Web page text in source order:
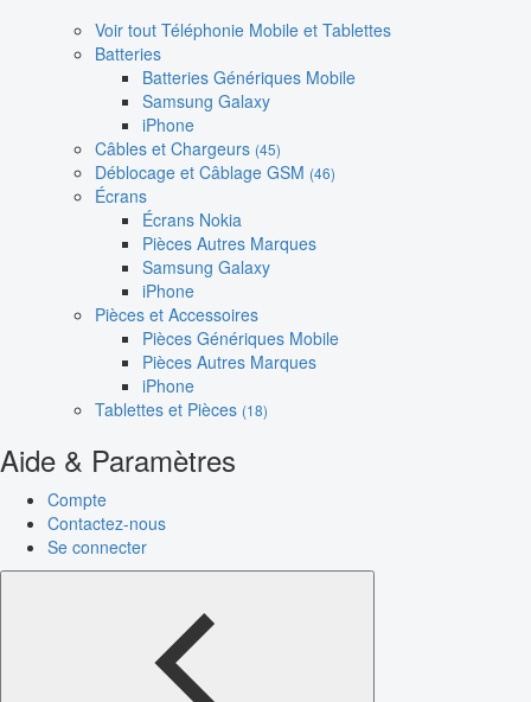
Voir tout Téléphonie Mobile et Tablettes
Batteries
Batteries Génériques Mobile
Samsung Galaxy
iPhone
Câbles et Chargeurs (45)
Déblocage et Câblage GSM (46)
Écrans
Écrans Nokia
Pièces Autres Marques
Samsung Galaxy
iPhone
Pièces et Accessoires
Pièces Génériques Mobile
Pièces Autres Marques
iPhone
Tablettes et Pièces (18)
Aide & Paramètres
Compte
Contactez-nous
Se connecter